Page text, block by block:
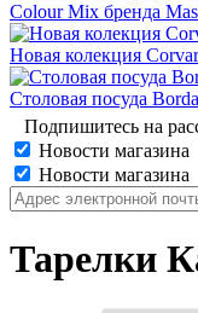
Colour Mix бренда
Новая колекция
Столовая посуда
Подпишитесь на
Новости магазина
Новости магазина
Тарелки